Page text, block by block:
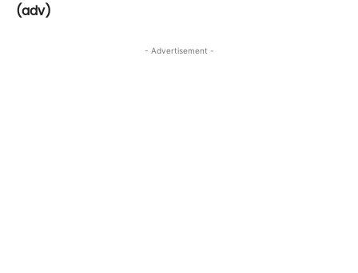
(adv)
- Advertisement -